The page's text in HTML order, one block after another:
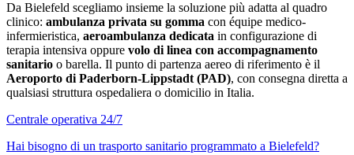
Da Bielefeld scegliamo insieme la soluzione più adatta al quadro
clinico: ambulanza privata su gomma con équipe medico-
infermieristica, aeroambulanza dedicata in configurazione di
terapia intensiva oppure volo di linea con accompagnamento
sanitario o barella. Il punto di partenza aereo di riferimento è il
Aeroporto di Paderborn-Lippstadt (PAD), con consegna diretta a
qualsiasi struttura ospedaliera o domicilio in Italia.
Centrale operativa 24/7
Hai bisogno di un trasporto sanitario programmato a Bielefeld?